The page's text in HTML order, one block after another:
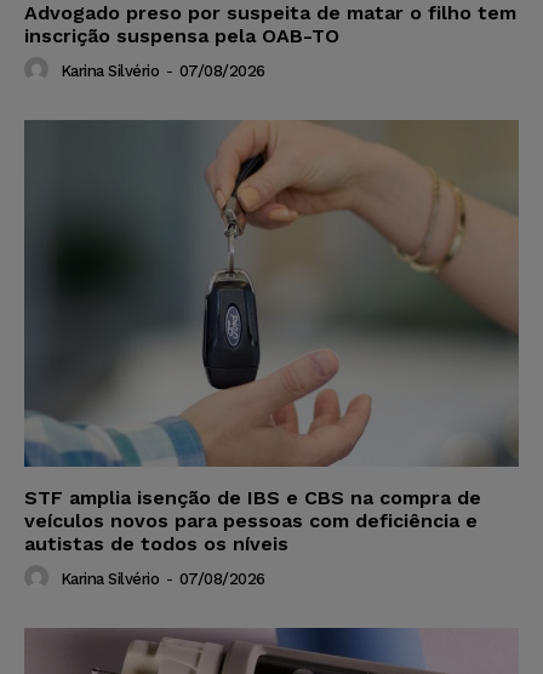
Advogado preso por suspeita de matar o filho tem
inscrição suspensa pela OAB-TO
Karina Silvério - 07/08/2026
STF amplia isenção de IBS e CBS na compra de
veículos novos para pessoas com deficiência e
autistas de todos os níveis
Karina Silvério - 07/08/2026